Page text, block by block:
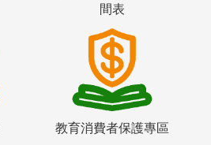
間表
教育消費者保護專區